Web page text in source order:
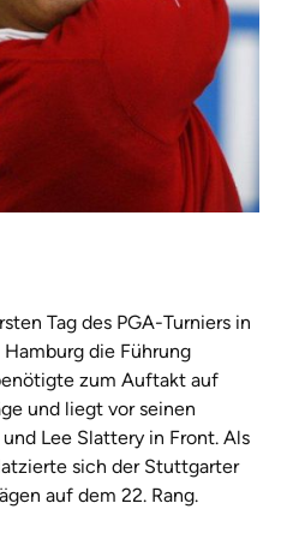
Tag des PGA-Turniers in
die Führung
zum Auftakt auf
und liegt vor seinen
Lee Slattery in Front. Als
sich der Stuttgarter
auf dem 22. Rang.